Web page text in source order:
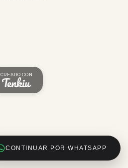
CONTINUAR POR WHATSAPP
CREADO CON